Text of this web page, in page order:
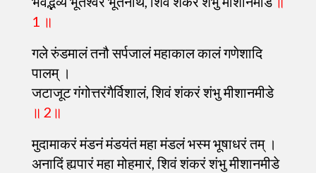
1 ॥
गले रुंडमालं तनौ सर्पजालं महाकाल कालं गणेशादि
पालम् ।
जटाजूट गंगोत्तरंगैर्विशालं, शिवं शंकरं शंभु मीशानमीडे
॥ 2॥
मुदामाकरं मंडनं मंडयंतं महा मंडलं भस्म भूषाधरं तम् ।
अनादिं ह्यपारं महा मोहमारं, शिवं शंकरं शंभु मीशानमीडे